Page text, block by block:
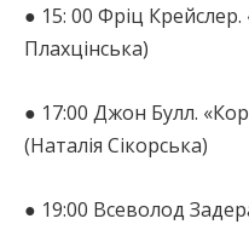
● 15: 00 Фріц Крейслер.
Плахцінська)
● 17:00 Джон Булл.
(Наталія Сікорська)
● 19:00 Всеволод